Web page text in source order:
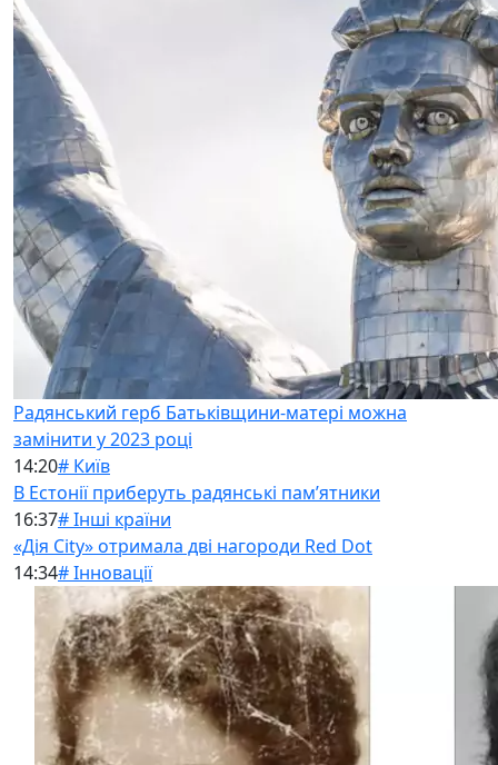
Радянський герб Батьківщини-матері можна
замінити у 2023 році
14:20# Київ
В Естонії приберуть радянські памʼятники
16:37# Інші країни
«Дія City» отримала дві нагороди Red Dot
14:34# Інновації